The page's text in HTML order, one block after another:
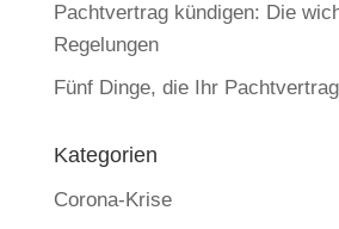
Pachtvertrag kündigen: Die
Regelungen
Fünf Dinge, die Ihr
Kategorien
Corona-Krise